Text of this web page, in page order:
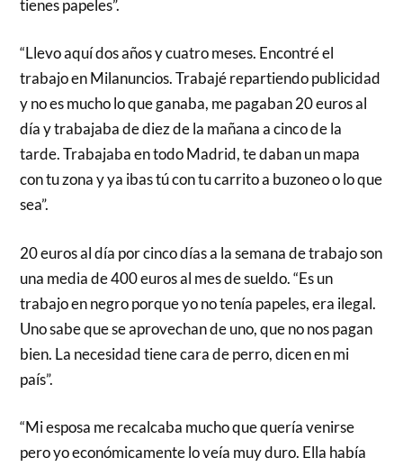
tienes papeles”.
“Llevo aquí dos años y cuatro meses. Encontré el
trabajo en Milanuncios. Trabajé repartiendo publicidad
y no es mucho lo que ganaba, me pagaban 20 euros al
día y trabajaba de diez de la mañana a cinco de la
tarde. Trabajaba en todo Madrid, te daban un mapa
con tu zona y ya ibas tú con tu carrito a buzoneo o lo que
sea”.
20 euros al día por cinco días a la semana de trabajo son
una media de 400 euros al mes de sueldo. “Es un
trabajo en negro porque yo no tenía papeles, era ilegal.
Uno sabe que se aprovechan de uno, que no nos pagan
bien. La necesidad tiene cara de perro, dicen en mi
país”.
“Mi esposa me recalcaba mucho que quería venirse
pero yo económicamente lo veía muy duro. Ella había